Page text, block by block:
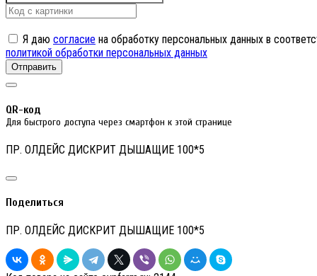
Я даю согласие на обработку персональных данных в
политикой обработки персональных данных
Отправить
QR-код
Для быстрого доступа через смартфон к этой странице
ПР. ОЛДЕЙС ДИСКРИТ ДЫШАЩИЕ 100*5
Поделиться
ПР. ОЛДЕЙС ДИСКРИТ ДЫШАЩИЕ 100*5